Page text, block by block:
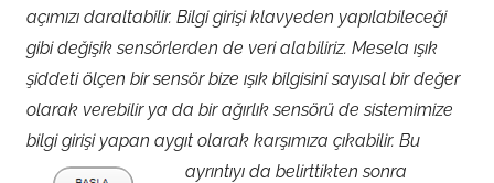
açımızı daraltabilir. Bilgi girişi klavyeden yapılabileceği
gibi değişik sensörlerden de veri alabiliriz. Mesela ışık
şiddeti ölçen bir sensör bize ışık bilgisini sayısal bir değer
olarak verebilir ya da bir ağırlık sensörü de sistemimize
bilgi girişi yapan aygıt olarak karşımıza çıkabilir. Bu
ayrıntıyı da belirttikten sonra